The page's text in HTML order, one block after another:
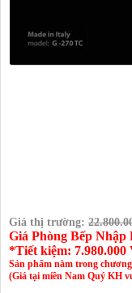
Giá thị trường:
Giá Phòng Bếp Nhập
*Tiết kiệm: 7.980.000
Sản phẩm nằm trong
(Giá tại miền Nam Quý KH